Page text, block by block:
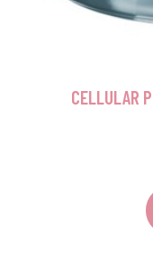
CELLULAR